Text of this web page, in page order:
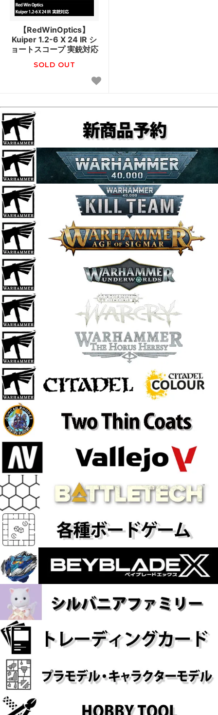
【RedWinOptics】
Kuiper 1.2-6 X 24 IR シ
ョートスコープ 実銃対応
SOLD OUT